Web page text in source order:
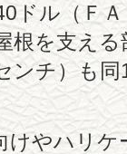
ドル（Ｆ
根を支え
ンチ）も
けやハリ